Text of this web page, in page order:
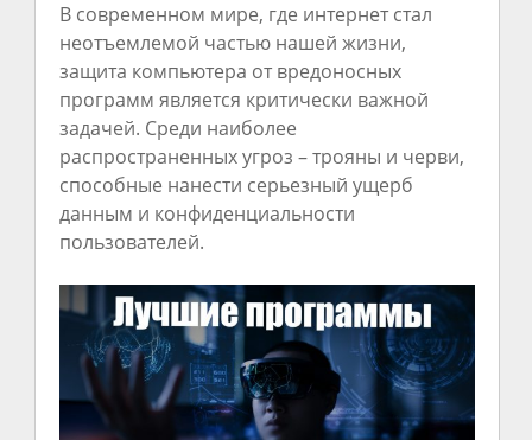
В современном мире, где интернет стал
неотъемлемой частью нашей жизни,
защита компьютера от вредоносных
программ является критически важной
задачей. Среди наиболее
распространенных угроз – трояны и черви,
способные нанести серьезный ущерб
данным и конфиденциальности
пользователей.